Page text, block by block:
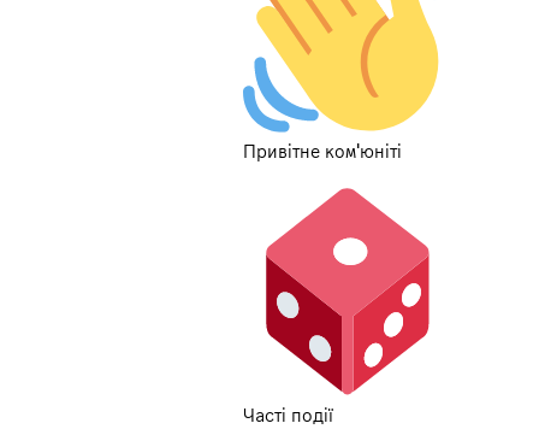
Привітне ком'юніті
Часті події